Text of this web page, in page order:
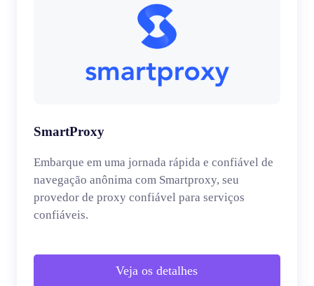
SmartProxy
Embarque em uma jornada rápida e confiável de
navegação anônima com Smartproxy, seu
provedor de proxy confiável para serviços
confiáveis.
Veja os detalhes